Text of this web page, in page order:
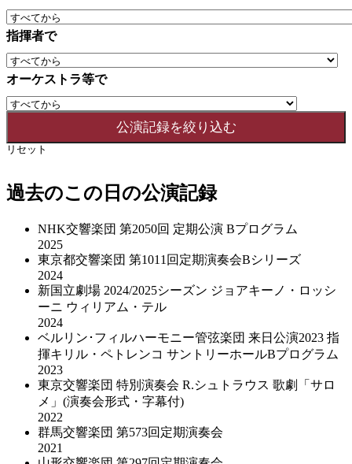
指揮者で
オーケストラ等で
リセット
過去のこの日の公演記録
NHK交響楽団 第2050回 定期公演 Bプログラム
2025
東京都交響楽団 第1011回定期演奏会Bシリーズ
2024
新国立劇場 2024/2025シーズン ジョアキーノ・ロッシ
ーニ ウィリアム・テル
2024
ベルリン･フィルハーモニー管弦楽団 来日公演2023 指
揮キリル・ペトレンコ サントリーホールBプログラム
2023
東京交響楽団 特別演奏会 R.シュトラウス 歌劇「サロ
メ」(演奏会形式・字幕付)
2022
群馬交響楽団 第573回定期演奏会
2021